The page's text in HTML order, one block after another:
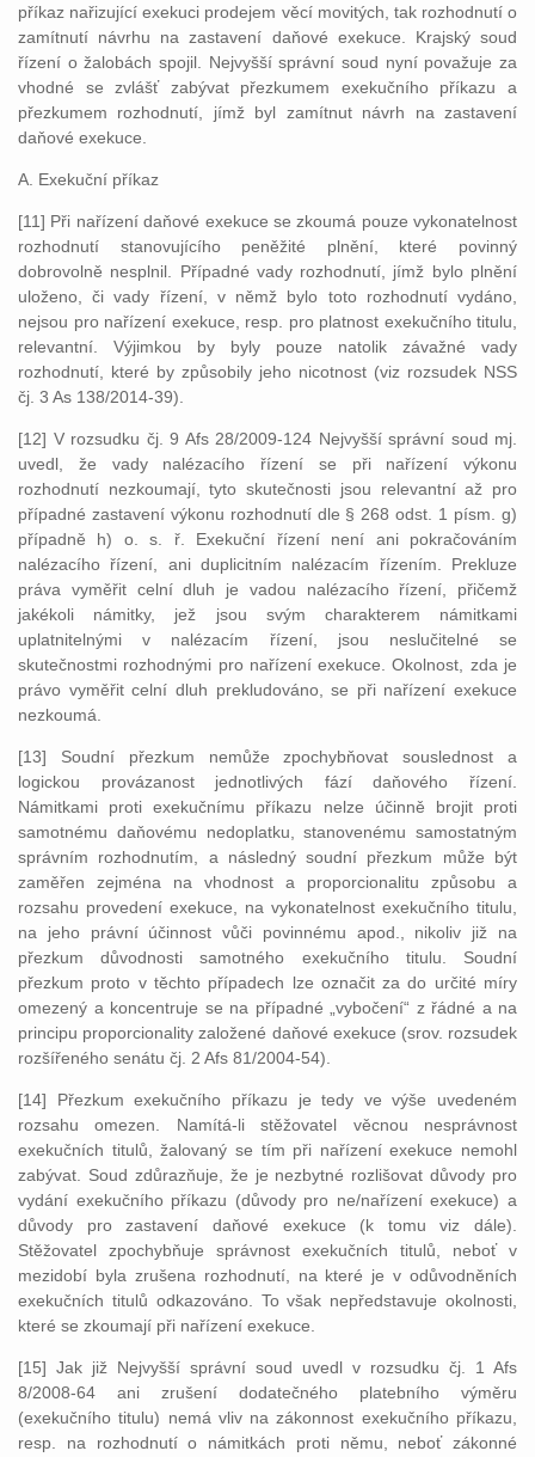
příkaz nařizující exekuci prodejem věcí movitých, tak rozhodnutí o
zamítnutí návrhu na zastavení daňové exekuce. Krajský soud
řízení o žalobách spojil. Nejvyšší správní soud nyní považuje za
vhodné se zvlášť zabývat přezkumem exekučního příkazu a
přezkumem rozhodnutí, jímž byl zamítnut návrh na zastavení
daňové exekuce.
A. Exekuční příkaz
[11] Při nařízení daňové exekuce se zkoumá pouze vykonatelnost
rozhodnutí stanovujícího peněžité plnění, které povinný
dobrovolně nesplnil. Případné vady rozhodnutí, jímž bylo plnění
uloženo, či vady řízení, v němž bylo toto rozhodnutí vydáno,
nejsou pro nařízení exekuce, resp. pro platnost exekučního titulu,
relevantní. Výjimkou by byly pouze natolik závažné vady
rozhodnutí, které by způsobily jeho nicotnost (viz rozsudek NSS
čj. 3 As 138/2014-39).
[12] V rozsudku čj. 9 Afs 28/2009-124 Nejvyšší správní soud mj.
uvedl, že vady nalézacího řízení se při nařízení výkonu
rozhodnutí nezkoumají, tyto skutečnosti jsou relevantní až pro
případné zastavení výkonu rozhodnutí dle § 268 odst. 1 písm. g)
případně h) o. s. ř. Exekuční řízení není ani pokračováním
nalézacího řízení, ani duplicitním nalézacím řízením. Prekluze
práva vyměřit celní dluh je vadou nalézacího řízení, přičemž
jakékoli námitky, jež jsou svým charakterem námitkami
uplatnitelnými v nalézacím řízení, jsou neslučitelné se
skutečnostmi rozhodnými pro nařízení exekuce. Okolnost, zda je
právo vyměřit celní dluh prekludováno, se při nařízení exekuce
nezkoumá.
[13] Soudní přezkum nemůže zpochybňovat souslednost a
logickou provázanost jednotlivých fází daňového řízení.
Námitkami proti exekučnímu příkazu nelze účinně brojit proti
samotnému daňovému nedoplatku, stanovenému samostatným
správním rozhodnutím, a následný soudní přezkum může být
zaměřen zejména na vhodnost a proporcionalitu způsobu a
rozsahu provedení exekuce, na vykonatelnost exekučního titulu,
na jeho právní účinnost vůči povinnému apod., nikoliv již na
přezkum důvodnosti samotného exekučního titulu. Soudní
přezkum proto v těchto případech lze označit za do určité míry
omezený a koncentruje se na případné „vybočení“ z řádné a na
principu proporcionality založené daňové exekuce (srov. rozsudek
rozšířeného senátu čj. 2 Afs 81/2004-54).
[14] Přezkum exekučního příkazu je tedy ve výše uvedeném
rozsahu omezen. Namítá-li stěžovatel věcnou nesprávnost
exekučních titulů, žalovaný se tím při nařízení exekuce nemohl
zabývat. Soud zdůrazňuje, že je nezbytné rozlišovat důvody pro
vydání exekučního příkazu (důvody pro ne/nařízení exekuce) a
důvody pro zastavení daňové exekuce (k tomu viz dále).
Stěžovatel zpochybňuje správnost exekučních titulů, neboť v
mezidobí byla zrušena rozhodnutí, na které je v odůvodněních
exekučních titulů odkazováno. To však nepředstavuje okolnosti,
které se zkoumají při nařízení exekuce.
[15] Jak již Nejvyšší správní soud uvedl v rozsudku čj. 1 Afs
8/2008-64 ani zrušení dodatečného platebního výměru
(exekučního titulu) nemá vliv na zákonnost exekučního příkazu,
resp. na rozhodnutí o námitkách proti němu, neboť zákonné